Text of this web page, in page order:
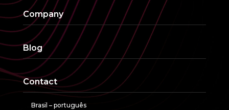
Company
Blog
Contact
Brasil – português